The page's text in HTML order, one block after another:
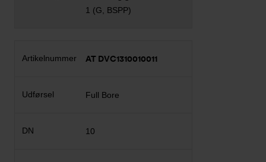
1 (G, BSPP)
AT DVC1310010011
Full Bore
10